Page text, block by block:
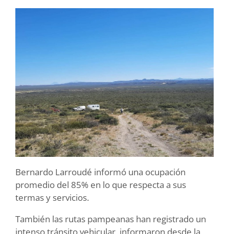
Bernardo Larroudé informó una ocupación
promedio del 85% en lo que respecta a sus
termas y servicios.
También las rutas pampeanas han registrado un